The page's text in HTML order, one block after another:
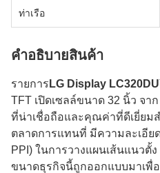
ท่าเรือ
คําอธิบายสินค้า
รายการ LG Display
TFT เปิดเซลล์ขนาด 32 นิ้ว จาก
ที่น่าเชื่อถือและคุณค่าที่ดีเยี่ยม
ตลาดการแทนที่ มีความละเอีย
PPI) ในการวางแผนเส้นแนวตั้
ขนาดธุรกิจนี้ถูกออกแบบมาเ